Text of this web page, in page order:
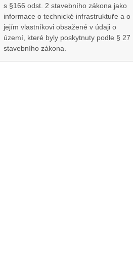
s §166 odst. 2 stavebního zákona jako
informace o technické infrastruktuře a o
jejím vlastníkovi obsažené v údaji o
území, které byly poskytnuty podle § 27
stavebního zákona.